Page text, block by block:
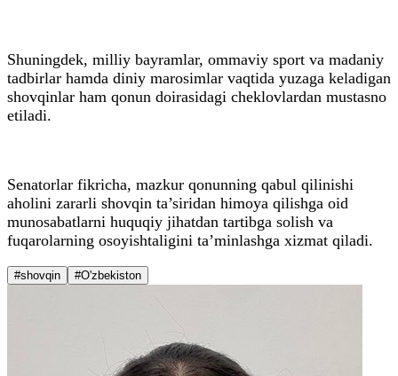
Shuningdek, milliy bayramlar, ommaviy sport va madaniy
tadbirlar hamda diniy marosimlar vaqtida yuzaga keladigan
shovqinlar ham qonun doirasidagi cheklovlardan mustasno
etiladi.
Senatorlar fikricha, mazkur qonunning qabul qilinishi
aholini zararli shovqin ta’siridan himoya qilishga oid
munosabatlarni huquqiy jihatdan tartibga solish va
fuqarolarning osoyishtaligini ta’minlashga xizmat qiladi.
#shovqin #O'zbekiston